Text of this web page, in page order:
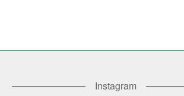
Instagram